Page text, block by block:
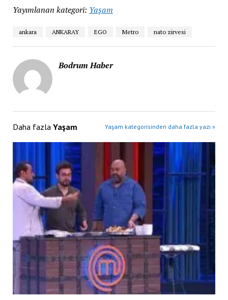
Yayımlanan kategori: Yaşam
ankara ANKARAY EGO Metro nato zirvesi
Bodrum Haber
Daha fazla Yaşam Yaşam kategorisinden daha fazla yazı »